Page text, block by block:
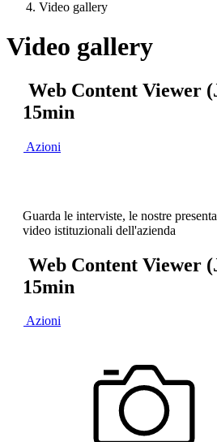
Video gallery
Video gallery
Web Content Viewer
15min
Azioni
Guarda le interviste, le nostre
video istituzionali dell'azienda
Web Content Viewer
15min
Azioni